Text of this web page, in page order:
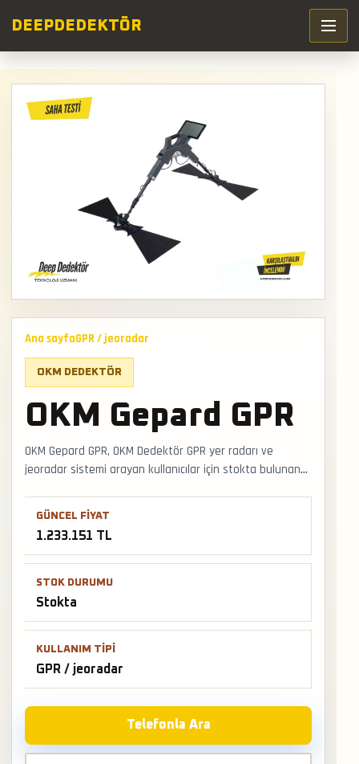
DEEP DEDEKTÖR
Ana sayfaGPR / jeoradar
OKM DEDEKTÖR
OKM Gepard GPR
OKM Gepard GPR, OKM Dedektör GPR yer radarı ve
jeoradar sistemi arayan kullanıcılar için stokta bulunan
seçimi, radargram okuma, zemin nemi ve tarama hattı
geneli kargo ve mağazadan teslimat desteğiyle satış ve
teslimat desteği hızlıca alınabilir.
GÜNCEL FIYAT
1.233.151 TL
STOK DURUMU
Stokta
KULLANIM TIPI
GPR / jeoradar
Telefonla Ara